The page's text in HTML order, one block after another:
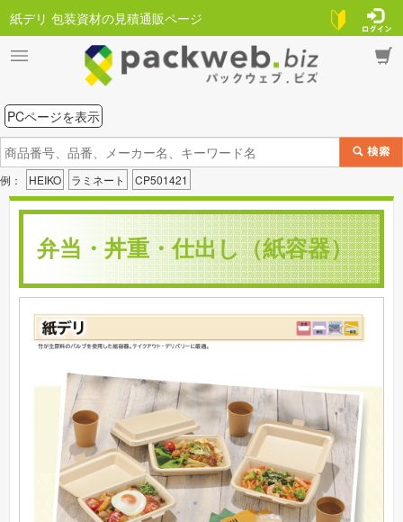
紙デリ 包装資材の見積通販ページ
PCページを表示
例： HEIKO ラミネート CP501421
弁当・丼重・仕出し（紙容器）